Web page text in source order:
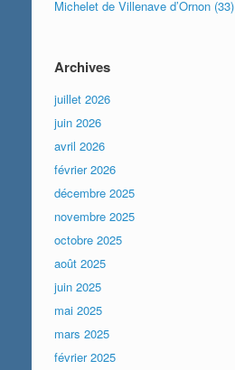
Michelet de Villenave d’Ornon (33)
Archives
juillet 2026
juin 2026
avril 2026
février 2026
décembre 2025
novembre 2025
octobre 2025
août 2025
juin 2025
mai 2025
mars 2025
février 2025